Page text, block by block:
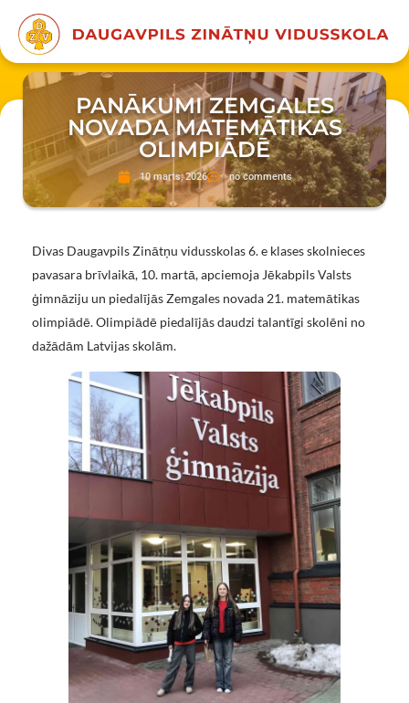
PANĀKUMI ZEMGALES
NOVADA MATEMĀTIKAS
OLIMPIĀDĒ
10 marts, 2026 no comments
Divas Daugavpils Zinātņu vidusskolas 6. e klases skolnieces
pavasara brīvlaikā, 10. martā, apciemoja Jēkabpils Valsts
ģimnāziju un piedalījās Zemgales novada 21. matemātikas
olimpiādē. Olimpiādē piedalījās daudzi talantīgi skolēni no
dažādām Latvijas skolām.